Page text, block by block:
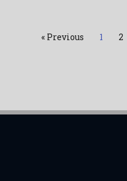
« Previous 1 2